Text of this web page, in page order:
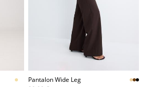
Pantalon Wide Leg